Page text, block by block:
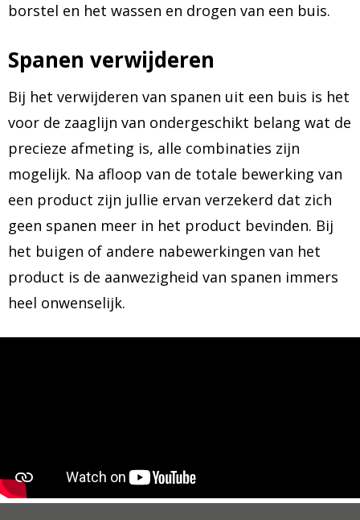
borstel en het wassen en drogen van een buis.
Spanen verwijderen
Bij het verwijderen van spanen uit een buis is het
voor de zaaglijn van ondergeschikt belang wat de
precieze afmeting is, alle combinaties zijn
mogelijk. Na afloop van de totale bewerking van
een product zijn jullie ervan verzekerd dat zich
geen spanen meer in het product bevinden. Bij
het buigen of andere nabewerkingen van het
product is de aanwezigheid van spanen immers
heel onwenselijk.